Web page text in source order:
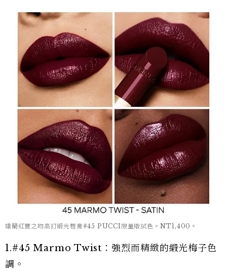
嬌蘭紅寶之吻高訂緞光唇膏#45 PUCCI限量版試色。NT1,400。
1.#45 Marmo Twist：強烈而精緻的緞光梅子色
調。